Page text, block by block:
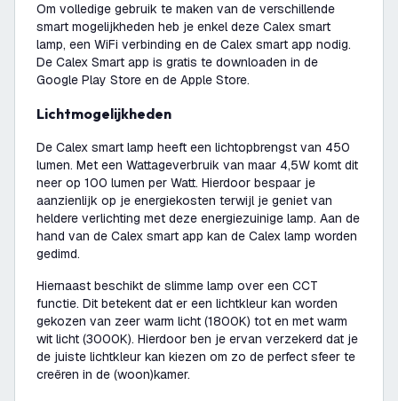
Om volledige gebruik te maken van de verschillende
smart mogelijkheden heb je enkel deze Calex smart
lamp, een WiFi verbinding en de Calex smart app nodig.
De Calex Smart app is gratis te downloaden in de
Google Play Store en de Apple Store.
Lichtmogelijkheden
De Calex smart lamp heeft een lichtopbrengst van 450
lumen. Met een Wattageverbruik van maar 4,5W komt dit
neer op 100 lumen per Watt. Hierdoor bespaar je
aanzienlijk op je energiekosten terwijl je geniet van
heldere verlichting met deze energiezuinige lamp. Aan de
hand van de Calex smart app kan de Calex lamp worden
gedimd.
Hiernaast beschikt de slimme lamp over een CCT
functie. Dit betekent dat er een lichtkleur kan worden
gekozen van zeer warm licht (1800K) tot en met warm
wit licht (3000K). Hierdoor ben je ervan verzekerd dat je
de juiste lichtkleur kan kiezen om zo de perfect sfeer te
creëren in de (woon)kamer.